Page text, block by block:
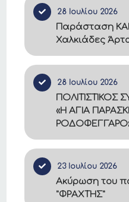
28 Ιουλίου 2026
Παράσταση
Χαλκιάδες
28 Ιουλίου 2026
ΠΟΛΙΤΙΣΤΙΚΟΣ
«Η ΑΓΙΑ
23 Ιουλίου 2026
Ακύρωση του
"ΦΡΑΧΤΗΣ"